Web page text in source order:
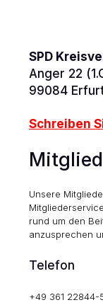
SPD
Anger 22
99084
Schreiben
Unsere
rund um den
anzusprechen
Telefon
+49 361 22844-